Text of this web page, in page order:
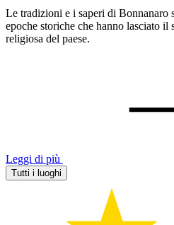
Le tradizioni e i saperi di Bonnanaro
epoche storiche che hanno lasciato il
religiosa del paese.
Leggi di più
Tutti i luoghi